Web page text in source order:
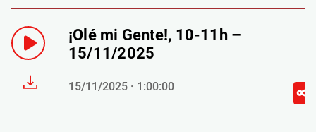
¡Olé mi Gente!, 10-11h –
15/11/2025
15/11/2025 · 1:00:00